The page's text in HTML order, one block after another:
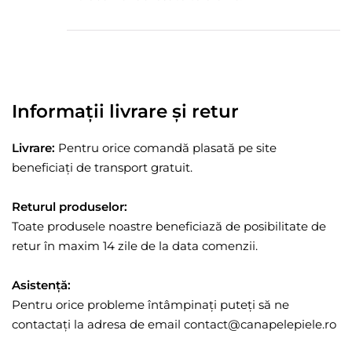
Informații livrare și retur
Livrare: Pentru orice comandă plasată pe site
beneficiați de transport gratuit.
Returul produselor:
Toate produsele noastre beneficiază de posibilitate de
retur în maxim 14 zile de la data comenzii.
Asistență:
Pentru orice probleme întâmpinați puteți să ne
contactați la adresa de email contact@canapelepiele.ro